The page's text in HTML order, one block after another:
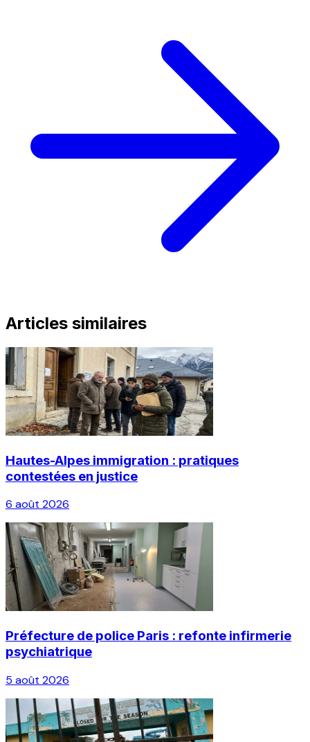
Articles similaires
Hautes-Alpes immigration : pratiques
contestées en justice
6 août 2026
Préfecture de police Paris : refonte infirmerie
psychiatrique
5 août 2026